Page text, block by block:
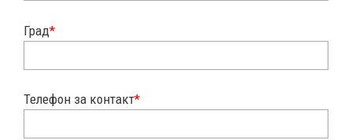
Град*
Телефон за контакт*